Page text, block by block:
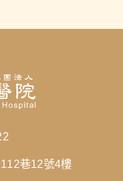
巷12號4樓